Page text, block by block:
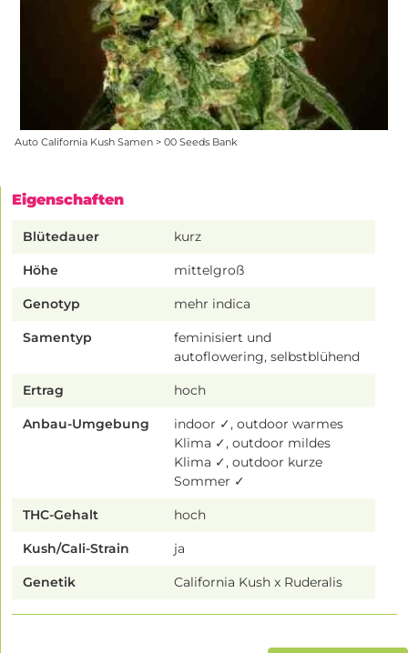
Auto California Kush Samen > 00 Seeds Bank
Eigenschaften
Blütedauer kurz
Höhe mittelgroß
Genotyp mehr indica
Samentyp
feminisiert und
autoflowering, selbstblühend
Ertrag hoch
Anbau-Umgebung
indoor ✓, outdoor warmes
Klima ✓, outdoor mildes
Klima ✓, outdoor kurze
Sommer ✓
THC-Gehalt hoch
Kush/Cali-Strain ja
Genetik California Kush x Ruderalis